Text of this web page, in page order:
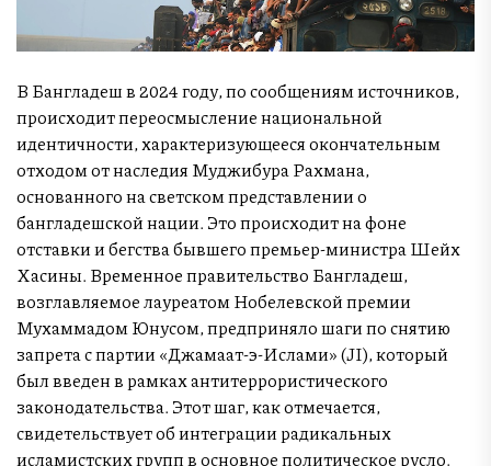
В Бангладеш в 2024 году, по сообщениям источников,
происходит переосмысление национальной
идентичности, характеризующееся окончательным
отходом от наследия Муджибура Рахмана,
основанного на светском представлении о
бангладешской нации. Это происходит на фоне
отставки и бегства бывшего премьер-министра Шейх
Хасины. Временное правительство Бангладеш,
возглавляемое лауреатом Нобелевской премии
Мухаммадом Юнусом, предприняло шаги по снятию
запрета с партии «Джамаат-э-Ислами» (JI), который
был введен в рамках антитеррористического
законодательства. Этот шаг, как отмечается,
свидетельствует об интеграции радикальных
исламистских групп в основное политическое русло.